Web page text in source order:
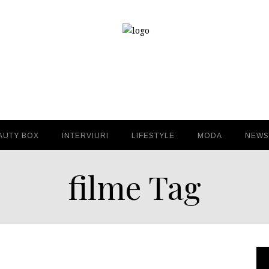
BOX INTERVIURI LIFESTYLE MODA NEWS
filme Tag